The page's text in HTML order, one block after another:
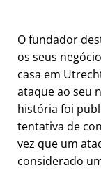
O fundador
os seus
casa em
ataque ao seu
história foi
tentativa de
vez que um
considerado